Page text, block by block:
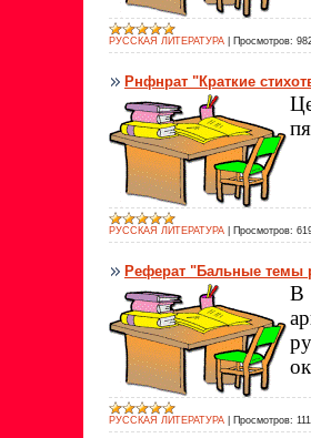
РУССКАЯ ЛИТЕРАТУРА Просмотров:
Рнфнрат "Краткие
РУССКАЯ ЛИТЕРАТУРА Просмотров:
Реферат "Бальные темы
В
РУССКАЯ ЛИТЕРАТУРА Просмотров: